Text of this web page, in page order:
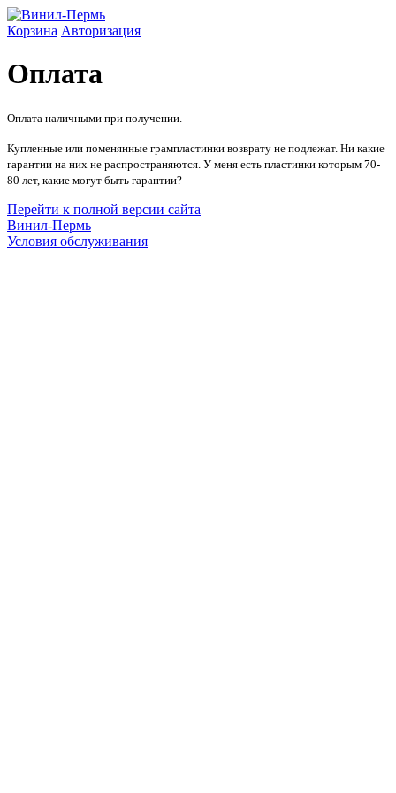
Корзина Авторизация
Оплата
Оплата наличными при получении.
Купленные или поменянные грампластинки возврату не подлежат. Ни какие
гарантии на них не распространяются. У меня есть пластинки которым 70-
80 лет, какие могут быть гарантии?
Перейти к полной версии сайта
Винил-Пермь
Условия обслуживания